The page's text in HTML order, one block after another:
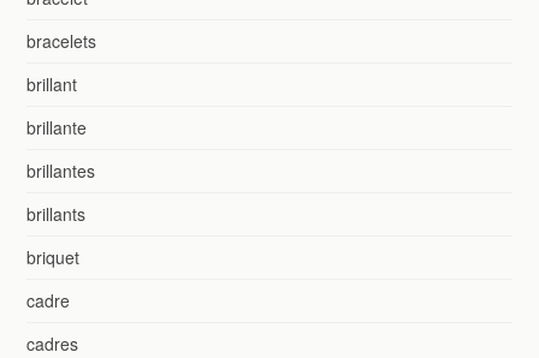
bracelets
brillant
brillante
brillantes
brillants
briquet
cadre
cadres